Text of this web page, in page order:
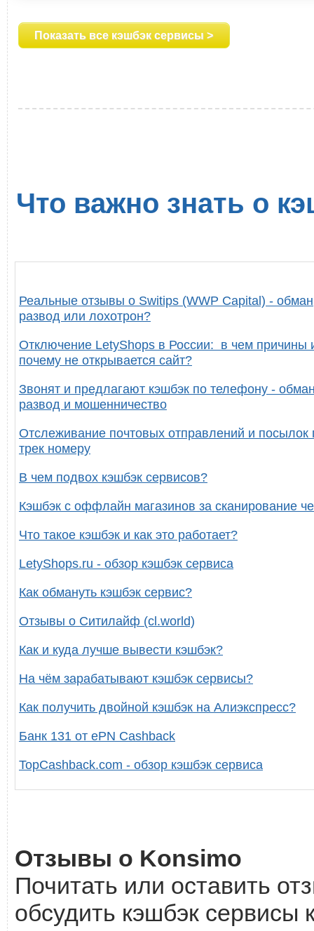
Показать все кэшбэк сервисы >
Что важно знать о
Реальные отзывы о Switips (WWP Capital) -
развод или лохотрон?
Отключение LetyShops в России: в чем причины
почему не открывается сайт?
Звонят и предлагают кэшбэк по телефону -
развод и мошенничество
Отслеживание почтовых отправлений и посылок
трек номеру
В чем подвох кэшбэк сервисов?
Кэшбэк с оффлайн магазинов за сканирование
Что такое кэшбэк и как это работает?
LetyShops.ru - обзор кэшбэк сервиса
Как обмануть кэшбэк сервис?
Отзывы о Ситилайф (cl.world)
Как и куда лучше вывести кэшбэк?
На чём зарабатывают кэшбэк сервисы?
Как получить двойной кэшбэк на Алиэкспресс?
Банк 131 от ePN Cashback
TopCashback.com - обзор кэшбэк сервиса
Отзывы о Konsimo
Почитать или оставить
обсудить кэшбэк сервисы